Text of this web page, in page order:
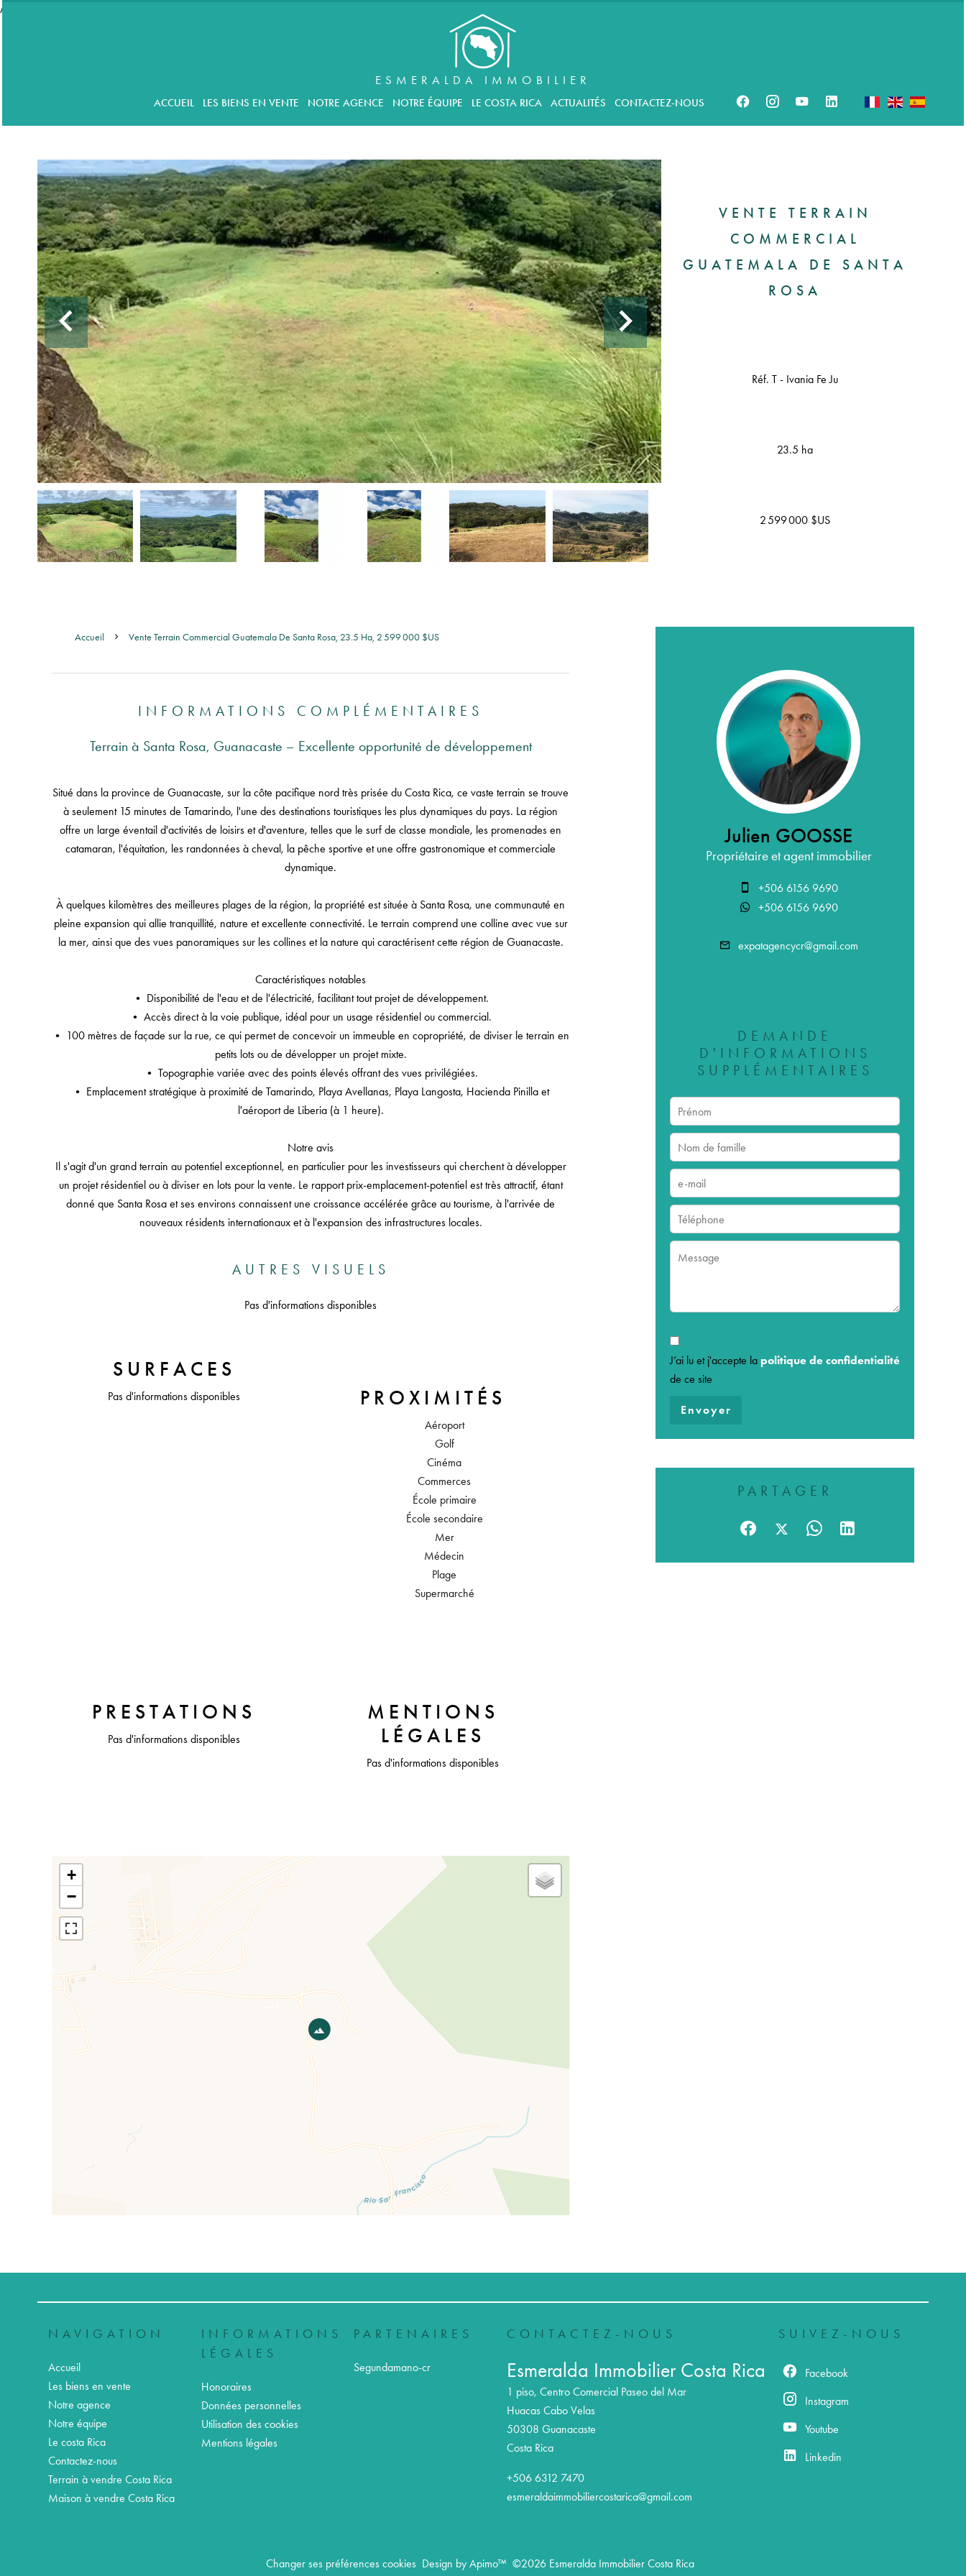
//accordeon
ESMERALDA IMMOBILIER
ACCUEIL LES BIENS EN VENTE NOTRE AGENCE NOTRE ÉQUIPE LE COSTA RICA ACTUALITÉS CONTACTEZ-NOUS
VENTE TERRAIN
COMMERCIAL
GUATEMALA DE SANTA
ROSA
Réf. T - Ivania Fe Ju
23.5 ha
2 599 000 $US
Accueil Vente Terrain Commercial Guatemala De Santa Rosa, 23.5 Ha, 2 599 000 $US
INFORMATIONS COMPLÉMENTAIRES
Terrain à Santa Rosa, Guanacaste – Excellente opportunité de développement
Situé dans la province de Guanacaste, sur la côte pacifique nord très prisée du Costa Rica, ce vaste terrain se trouve
à seulement 15 minutes de Tamarindo, l'une des destinations touristiques les plus dynamiques du pays. La région
offre un large éventail d'activités de loisirs et d'aventure, telles que le surf de classe mondiale, les promenades en
catamaran, l'équitation, les randonnées à cheval, la pêche sportive et une offre gastronomique et commerciale
dynamique.
À quelques kilomètres des meilleures plages de la région, la propriété est située à Santa Rosa, une communauté en
pleine expansion qui allie tranquillité, nature et excellente connectivité. Le terrain comprend une colline avec vue sur
la mer, ainsi que des vues panoramiques sur les collines et la nature qui caractérisent cette région de Guanacaste.
Caractéristiques notables
• Disponibilité de l'eau et de l'électricité, facilitant tout projet de développement.
• Accès direct à la voie publique, idéal pour un usage résidentiel ou commercial.
• 100 mètres de façade sur la rue, ce qui permet de concevoir un immeuble en copropriété, de diviser le terrain en
petits lots ou de développer un projet mixte.
• Topographie variée avec des points élevés offrant des vues privilégiées.
• Emplacement stratégique à proximité de Tamarindo, Playa Avellanas, Playa Langosta, Hacienda Pinilla et
l'aéroport de Liberia (à 1 heure).
Notre avis
Il s'agit d'un grand terrain au potentiel exceptionnel, en particulier pour les investisseurs qui cherchent à développer
un projet résidentiel ou à diviser en lots pour la vente. Le rapport prix-emplacement-potentiel est très attractif, étant
donné que Santa Rosa et ses environs connaissent une croissance accélérée grâce au tourisme, à l'arrivée de
nouveaux résidents internationaux et à l'expansion des infrastructures locales.
AUTRES VISUELS
Pas d'informations disponibles
SURFACES
Pas d'informations disponibles PROXIMITÉS
Aéroport
Golf
Cinéma
Commerces
École primaire
École secondaire
Mer
Médecin
Plage
Supermarché
PRESTATIONS
Pas d'informations disponibles
MENTIONS
LÉGALES
Pas d'informations disponibles
+
−
Julien GOOSSE
Propriétaire et agent immobilier
+506 6156 9690
+506 6156 9690
expatagencycr@gmail.com
DEMANDE
D'INFORMATIONS
SUPPLÉMENTAIRES
J’ai lu et j'accepte la politique de confidentialité
de ce site
Envoyer
PARTAGER
NAVIGATION
Accueil
Les biens en vente
Notre agence
Notre équipe
Le costa Rica
Contactez-nous
Terrain à vendre Costa Rica
Maison à vendre Costa Rica
INFORMATIONS
LÉGALES
Honoraires
Données personnelles
Utilisation des cookies
Mentions légales
PARTENAIRES
Segundamano-cr
CONTACTEZ-NOUS
Esmeralda Immobilier Costa Rica
1 piso, Centro Comercial Paseo del Mar
Huacas Cabo Velas
50308 Guanacaste
Costa Rica
+506 6312 7470
esmeraldaimmobiliercostarica@gmail.com
SUIVEZ-NOUS
Facebook
Instagram
Youtube
Linkedin
Changer ses préférences cookies Design by Apimo™ ©2026 Esmeralda Immobilier Costa Rica